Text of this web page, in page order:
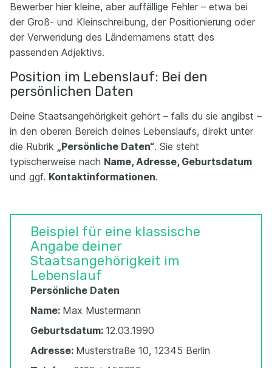
Bewerber hier kleine, aber auffällige Fehler – etwa bei
der Groß- und Kleinschreibung, der Positionierung oder
der Verwendung des Ländernamens statt des
passenden Adjektivs.
Position im Lebenslauf: Bei den
persönlichen Daten
Deine Staatsangehörigkeit gehört – falls du sie angibst –
in den oberen Bereich deines Lebenslaufs, direkt unter
die Rubrik „Persönliche Daten“. Sie steht
typischerweise nach Name, Adresse, Geburtsdatum
und ggf. Kontaktinformationen.
Beispiel für eine klassische
Angabe deiner
Staatsangehörigkeit im
Lebenslauf
Persönliche Daten
Name: Max Mustermann
Geburtsdatum: 12.03.1990
Adresse: Musterstraße 10, 12345 Berlin